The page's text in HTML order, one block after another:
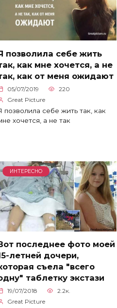
позволила себе жить
как мне хочется, а не
как от меня ожидают
05/07/2019
220
Great Picture
позволила себе жить так, как
хочется, а не так
ИНТЕРЕСНО
последнее фото моей
летней дочери,
съела ″всего
таблетку экстази
19/07/2018
2.2к.
Great Picture